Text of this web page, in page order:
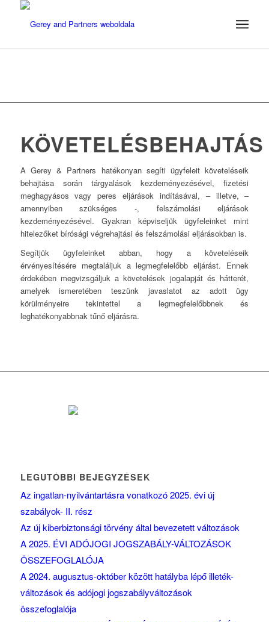
KÖVETELÉSBEHAJTÁS
A Gerey & Partners hatékonyan segíti ügyfeleit követeléseik
behajtása során tárgyalások kezdeményezésével, fizetési
meghagyásos vagy peres eljárások indításával, – illetve, –
amennyiben szükséges -, felszámolási eljárások
kezdeményezésével. Gyakran képviseljük ügyfeleinket mint
hitelezőket bírósági végrehajtási és felszámolási eljárásokban is.
Segítjük ügyfeleinket abban, hogy a követeléseik
érvényesítésére megtaláljuk a legmegfelelőbb eljárást. Ennek
érdekében megvizsgáljuk a követelések jogalapját és hátterét,
amelyek ismeretében teszünk javaslatot az adott ügy
körülményeire tekintettel a legmegfelelőbbnek és
leghatékonyabbnak tűnő eljárásra.
LEGUTÓBBI BEJEGYZÉSEK
Az ingatlan-nyilvántartásra vonatkozó 2025. évi új
szabályok- II. rész
Az új kiberbiztonsági törvény által bevezetett változások
A 2025. ÉVI ADÓJOGI JOGSZABÁLY-VÁLTOZÁSOK
ÖSSZEFOGLALÓJA
A 2024. augusztus-október között hatályba lépő illeték-
változások és adójogi jogszabályváltozások
összefoglalója